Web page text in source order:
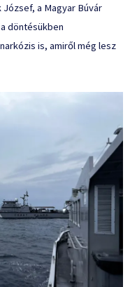
a Magyar Búvár
döntésükben
is, amiről még lesz